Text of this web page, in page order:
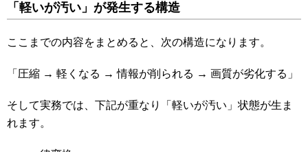
「軽いが汚い」が発生する構造
ここまでの内容をまとめると、次の構造になります。
「圧縮 → 軽くなる → 情報が削られる → 画質が劣化する」
そして実務では、下記が重なり「軽いが汚い」状態が生ま
れます。